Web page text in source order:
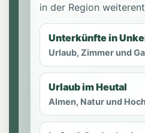
in der Region
Unterkünfte in
Urlaub, Zimmer und
Urlaub im Heutal
Almen, Natur und